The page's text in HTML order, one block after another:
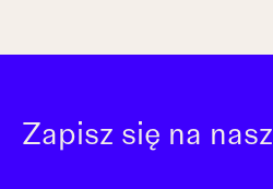
Zapisz się na nasz